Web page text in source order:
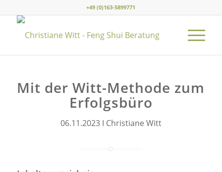
+49 (0)163-5899771
Mit der Witt-Methode zum
Erfolgsbüro
06.11.2023 I Christiane Witt